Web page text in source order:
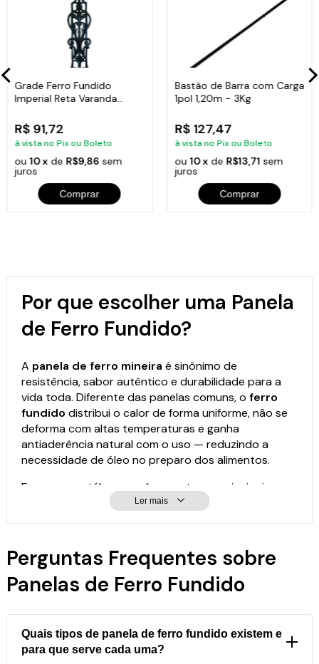
Grade Ferro Fundido
Imperial Reta Varanda
R$ 91,72
à vista no Pix ou Boleto
ou10 x de R$9,86 sem
juros
Comprar
Bastão de Barra com Carga
1pol 1,20m - 3Kg
R$ 127,47
à vista no Pix ou Boleto
ou 10 x de R$13,71 sem
juros
Comprar
Por que escolher uma Panela
de Ferro Fundido?
A panela de ferro mineira é sinônimo de
resistência, sabor autêntico e durabilidade para a
vida toda. Diferente das panelas comuns, oferro
fundido distribui o calor de forma uniforme, não se
deforma com altas temperaturas e ganha
antiaderência natural com o uso — reduzindo a
necessidade de óleo no preparo dos alimentos.
Em nosso catálogo você encontra os principais
panela de ferro
para todos os tipos de
Caçarola de ferro:ideal para arroz, feijão,
carnes e ensopados, com opções de alça de
madeira, silicone ou ferro.
Bifeteira de ferro:usada por chefs para selar
carnes com mais sabor.
Ler mais
Perguntas Frequentes sobre
Panelas de Ferro Fundido
Quais tipos de panela de ferro fundido existem e
para que serve cada uma?